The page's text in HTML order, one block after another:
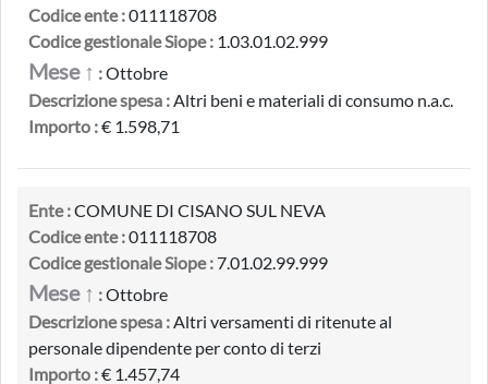
Codice ente :011118708
Codice gestionale Siope : 1.03.01.02.999
Mese ↑ :Ottobre
Descrizione spesa :Altri beni e materiali di consumo n.a.c.
Importo :€ 1.598,71
Ente :COMUNE DI CISANO SUL NEVA
Codice ente :011118708
Codice gestionale Siope :7.01.02.99.999
Mese ↑ :Ottobre
Descrizione spesa :Altri versamenti di ritenute al
personale dipendente per conto di terzi
Importo :€ 1.457,74